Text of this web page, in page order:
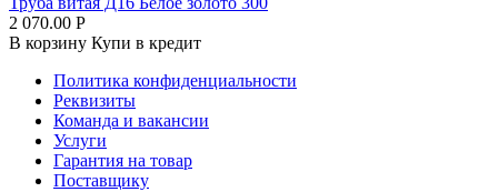
2 070.00 Р
В корзину Купи в кредит
Политика конфиденциальности
Реквизиты
Команда и вакансии
Услуги
Гарантия на товар
Поставщику